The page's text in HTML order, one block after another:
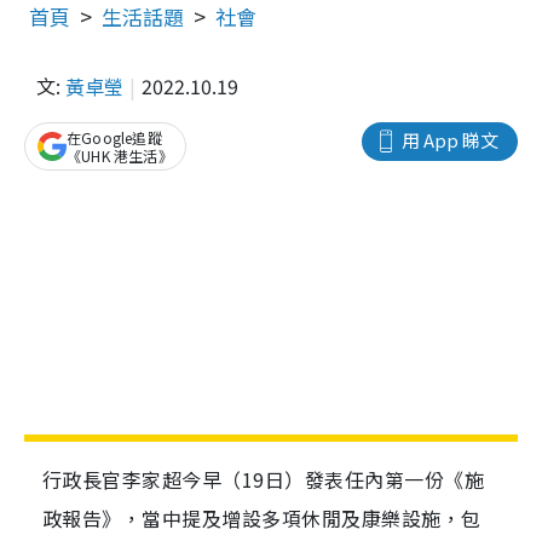
首頁 生活話題 社會
文: 黃卓瑩 2022.10.19
用 App 睇文
在Google追蹤
《UHK 港生活》
行政長官李家超今早（19日）發表任內第一份《施
政報告》，當中提及增設多項休閒及康樂設施，包